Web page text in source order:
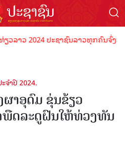
ລາວ 2024 ປະຊາຊົນລາວທຸກຄົນຈົ່ງພ້
າປີ 2024.
ຜາອຸດົມ ຂຸ່ນຂ້ຽວ
ດລະດູຝົນໃຫ້ທ່ວງທັນ